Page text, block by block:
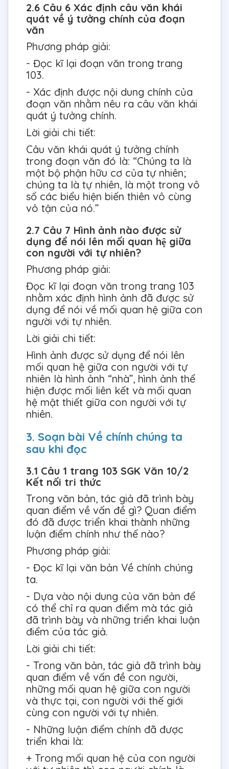
2.6 Câu 6 Xác định câu văn khái
quát về ý tưởng chính của đoạn
văn
Phương pháp giải:
- Đọc kĩ lại đoạn văn trong trang
103.
- Xác định được nội dung chính của
đoạn văn nhằm nêu ra câu văn khái
quát ý tưởng chính.
Lời giải chi tiết:
Câu văn khái quát ý tưởng chính
trong đoạn văn đó là: “Chúng ta là
một bộ phận hữu cơ của tự nhiên;
chúng ta là tự nhiên, là một trong vô
số các biểu hiện biến thiên vô cùng
vô tận của nó.”
2.7 Câu 7 Hình ảnh nào được sử
dụng để nói lên mối quan hệ giữa
con người với tự nhiên?
Phương pháp giải:
Đọc kĩ lại đoạn văn trong trang 103
nhằm xác định hình ảnh đã được sử
dụng để nói về mối quan hệ giữa con
người với tự nhiên.
Lời giải chi tiết:
Hình ảnh được sử dụng để nói lên
mối quan hệ giữa con người với tự
nhiên là hình ảnh “nhà”, hình ảnh thể
hiện được mối liên kết và mối quan
hệ mật thiết giữa con người với tự
nhiên.
3. Soạn bài Về chính chúng ta
sau khi đọc
3.1 Câu 1 trang 103 SGK Văn 10/2
Kết nối tri thức
Trong văn bản, tác giả đã trình bày
quan điểm về vấn đề gì? Quan điểm
đó đã được triển khai thành những
luận điểm chính như thế nào?
Phương pháp giải:
- Đọc kĩ lại văn bản Về chính chúng
ta.
- Dựa vào nội dung của văn bản để
có thể chỉ ra quan điểm mà tác giả
đã trình bày và những triển khai luận
điểm của tác giả.
Lời giải chi tiết:
- Trong văn bản, tác giả đã trình bày
quan điểm về vấn đề con người,
những mối quan hệ giữa con người
và thực tại, con người với thế giới
cùng con người với tự nhiên.
- Những luận điểm chính đã được
triển khai là:
+ Trong mối quan hệ của con người